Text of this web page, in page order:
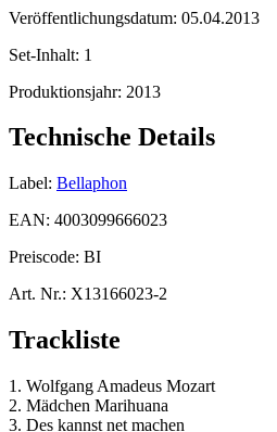
Veröffentlichungsdatum: 05.04.2013
Set-Inhalt: 1
Produktionsjahr: 2013
Technische Details
Label: Bellaphon
EAN: 4003099666023
Preiscode: BI
Art. Nr.: X13166023-2
Trackliste
1. Wolfgang Amadeus Mozart
2. Mädchen Marihuana
3. Des kannst net machen